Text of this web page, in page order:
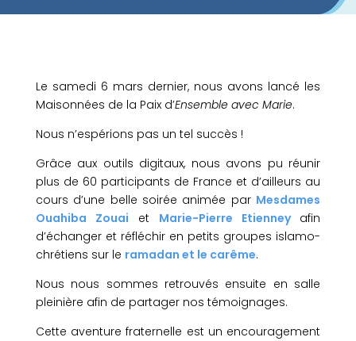
Le samedi 6 mars dernier, nous avons lancé les
Maisonnées de la Paix d’Ensemble avec Marie.
Nous n’espérions pas un tel succès !
Grâce aux outils digitaux, nous avons pu réunir
plus de 60 participants de France et d’ailleurs au
cours d’une belle soirée animée par Mesdames
Ouahiba Zouai et Marie-Pierre Etienney afin
d’échanger et réfléchir en petits groupes islamo-
chrétiens sur le ramadan et le carême.
Nous nous sommes retrouvés ensuite en salle
pleinière afin de partager nos témoignages.
Cette aventure fraternelle est un encouragement